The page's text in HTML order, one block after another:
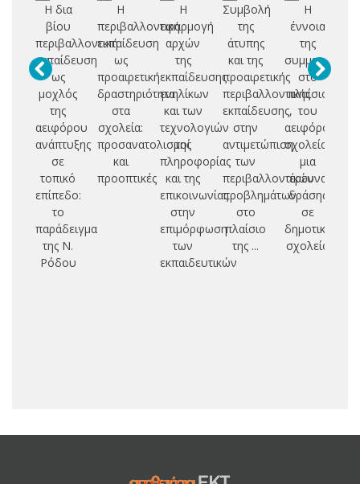
Η δια
βίου
περιβαλλοντική
εκπαίδευση
ως
μοχλός
της
αειφόρου
ανάπτυξης
σε
τοπικό
επίπεδο:
το
παράδειγμα
της Ν.
Ρόδου
Η
περιβαλλοντική
εκπαίδευση
ως
προαιρετική
δραστηριότητα
στα
σχολεία:
προσανατολισμοί
και
προοπτικές
Η
εφαρμογή
αρχών
της
εκπαίδευσης
ενηλίκων
και των
τεχνολογιών
της
πληροφορίας
και της
επικοινωνίας
στην
επιμόρφωση
των
εκπαιδευτικών
Συμβολή
της
άτυπης
και της
προαιρετικής
περιβαλλοντικής
εκπαίδευσης,
στην
αντιμετώπιση
των
περιβαλλοντικών
προβλημάτων
στο
πλαίσιο
της ...
Η
έννοια
της
συμμετοχής
στο
πλαίσιο
του
αειφόρου
σχολείου:
μια
έρευνα
δράσης
σε
δημοτικό
σχολείο